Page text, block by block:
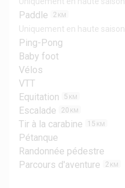
Paddle 2 KM
Uniquement en haute saison
Ping-Pong
Baby foot
Vélos
VTT
Equitation
5 KM
Escalade 20 KM
Tir à la carabine 15 KM
Pétanque
Randonnée pédestre
Parcours d'aventure
2 KM